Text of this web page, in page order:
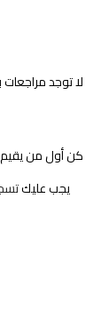
on
on لا توجد
كن أول من يقيم
يجب عليك